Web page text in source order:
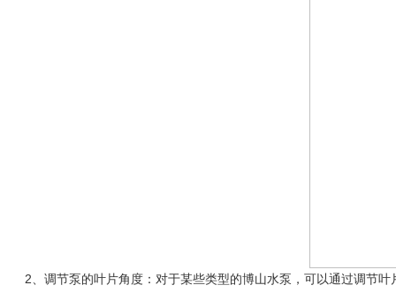
2、调节泵的叶片角度：对于某些类型的博山水泵，可以通过调节叶